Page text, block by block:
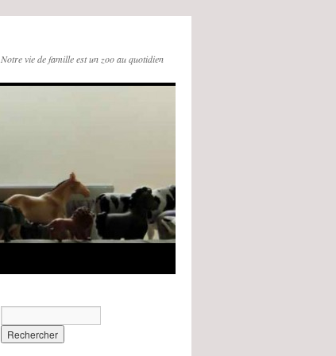
Notre vie de famille est un zoo au quotidien